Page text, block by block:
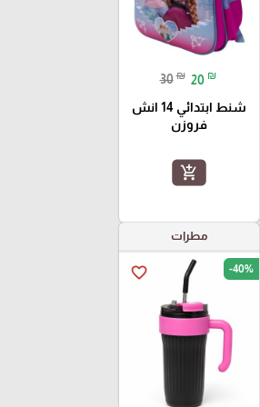
30 ₪ 20 ₪
شنط ابتدائي 14 انش
فروزن
add_shopping_cart
مطرات
favorite_border -40%